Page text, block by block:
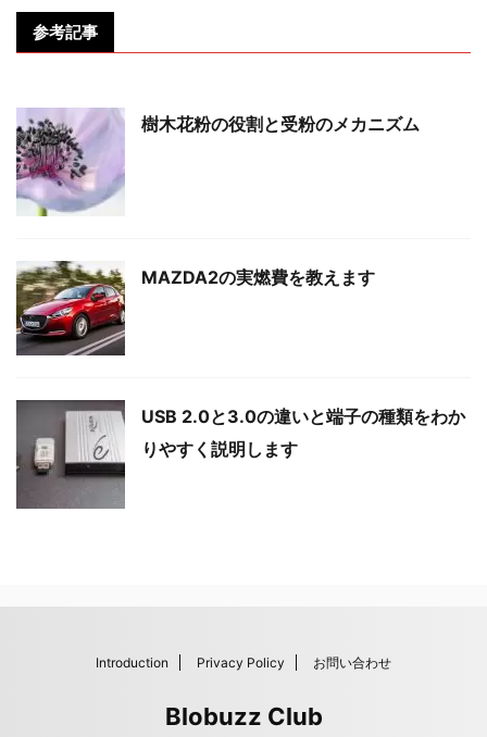
参考記事
樹木花粉の役割と受粉のメカニズム
MAZDA2の実燃費を教えます
USB 2.0と3.0の違いと端子の種類をわか
りやすく説明します
Introduction Privacy Policy お問い合わせ
Blobuzz Club